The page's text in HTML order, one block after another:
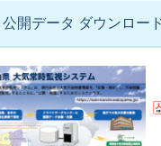
公開データ ダウンロー